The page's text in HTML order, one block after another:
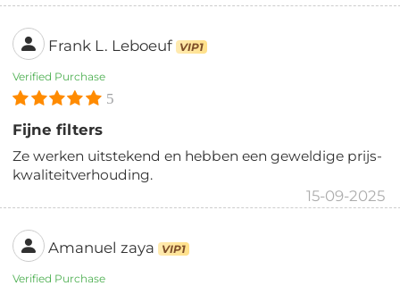
Frank L. Leboeuf VIP1
Verified Purchase
5
Fijne filters
Ze werken uitstekend en hebben een geweldige prijs-
kwaliteitverhouding.
15-09-2025
Amanuel zaya VIP1
Verified Purchase